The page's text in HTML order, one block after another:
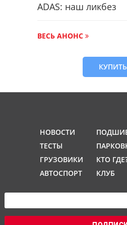
ADAS: наш ликбез
ВЕСЬ АНОНС
КУПИТЬ
НОВОСТИ
ТЕСТЫ
ГРУЗОВИКИ
АВТОСПОРТ
КТО
КЛУБ